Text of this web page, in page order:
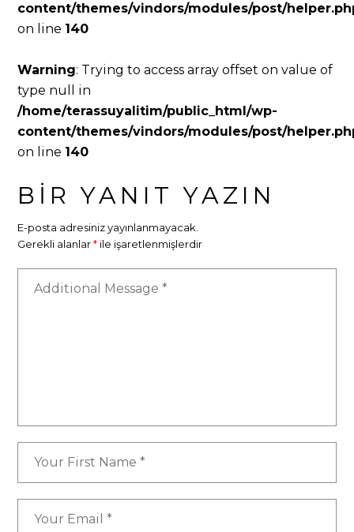
content/themes/vindors/modules/post/
on line 140
Warning: Trying to access array offset on value of
type null in
/home/terassuyalitim/public_html/wp-
content/themes/vindors/modules/post/
on line 140
BIR YANIT YAZIN
E-posta adresiniz yayınlanmayacak.
Gerekli alanlar* ile işaretlenmişlerdir